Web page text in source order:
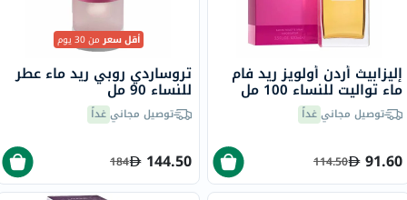
إليزابيث أردن أولويز ريد فام
ماء تواليت للنساء 100 مل
توصيل مجانيغداً
91.60
114.50
أقل سعرمن 30 يوم
تروساردي روبي ريد ماء عطر
للنساء 90 مل
توصيل مجانيغداً
144.50
184